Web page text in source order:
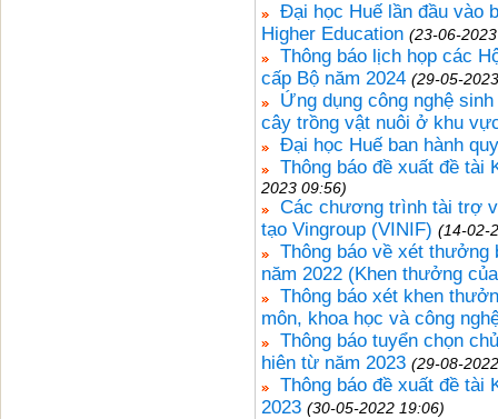
Đại học Huế lần đầu vào
Higher Education (23-06-
Thông báo lịch họp các
cấp Bộ năm 2024 (29-05-
Ứng dụng công nghệ
cây trồng vật nuôi ở khu
Đại học Huế ban hành
Thông báo đề xuất đề tài
2023 09:56)
Các chương trình tài trợ
tạo Vingroup (VINIF) (14-02-
Thông báo về xét thưởng
năm 2022 (Khen thưởng
Thông báo xét khen
môn, khoa học và công
Thông báo tuyển chọn
hiên từ năm 2023 (29-08-
Thông báo đề xuất đề tài
2023 (30-05-2022 19:06)